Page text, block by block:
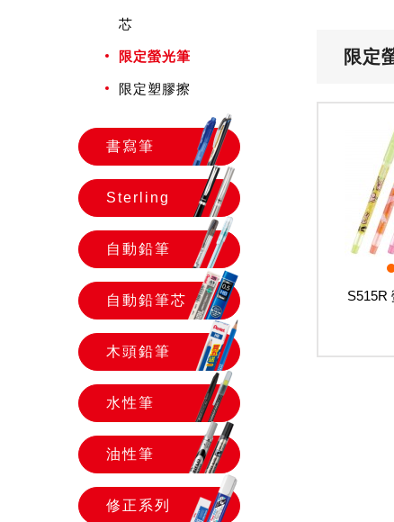
芯
限定螢光筆
限定塑膠擦
書寫筆
Sterling
自動鉛筆
自動鉛筆芯
木頭鉛筆
水性筆
油性筆
修正系列
限定
S515R